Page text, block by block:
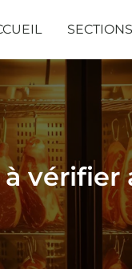
SECTIONS
vérifier